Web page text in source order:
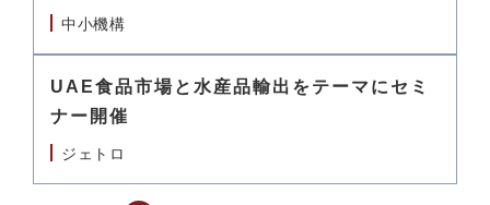
中小機構
UAE食品市場と水産品輸出をテーマにセミ
ナー開催
ジェトロ